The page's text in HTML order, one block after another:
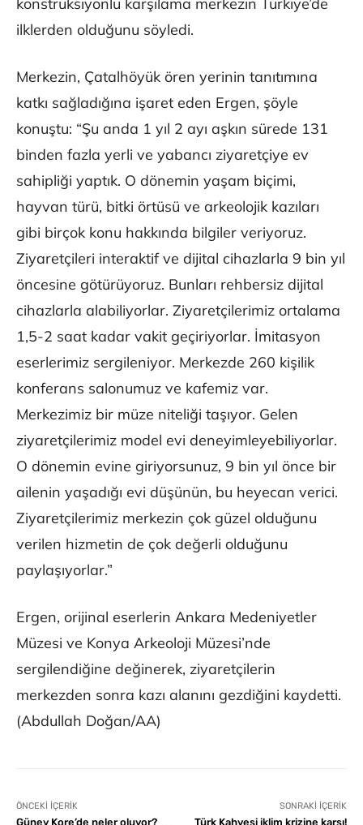
konstrüksiyonlu karşılama merkezin Türkiye’de
ilklerden olduğunu söyledi.
Merkezin, Çatalhöyük ören yerinin tanıtımına
katkı sağladığına işaret eden Ergen, şöyle
konuştu: “Şu anda 1 yıl 2 ayı aşkın sürede 131
binden fazla yerli ve yabancı ziyaretçiye ev
sahipliği yaptık. O dönemin yaşam biçimi,
hayvan türü, bitki örtüsü ve arkeolojik kazıları
gibi birçok konu hakkında bilgiler veriyoruz.
Ziyaretçileri interaktif ve dijital cihazlarla 9 bin yıl
öncesine götürüyoruz. Bunları rehbersiz dijital
cihazlarla alabiliyorlar. Ziyaretçilerimiz ortalama
1,5-2 saat kadar vakit geçiriyorlar. İmitasyon
eserlerimiz sergileniyor. Merkezde 260 kişilik
konferans salonumuz ve kafemiz var.
Merkezimiz bir müze niteliği taşıyor. Gelen
ziyaretçilerimiz model evi deneyimleyebiliyorlar.
O dönemin evine giriyorsunuz, 9 bin yıl önce bir
ailenin yaşadığı evi düşünün, bu heyecan verici.
Ziyaretçilerimiz merkezin çok güzel olduğunu
verilen hizmetin de çok değerli olduğunu
paylaşıyorlar.”
Ergen, orijinal eserlerin Ankara Medeniyetler
Müzesi ve Konya Arkeoloji Müzesi’nde
sergilendiğine değinerek, ziyaretçilerin
merkezden sonra kazı alanını gezdiğini kaydetti.
(Abdullah Doğan/AA)
ÖNCEKI İÇERIK
Güney Kore’de neler oluyor?
SONRAKI İÇERIK
Türk Kahvesi iklim krizine karşı!